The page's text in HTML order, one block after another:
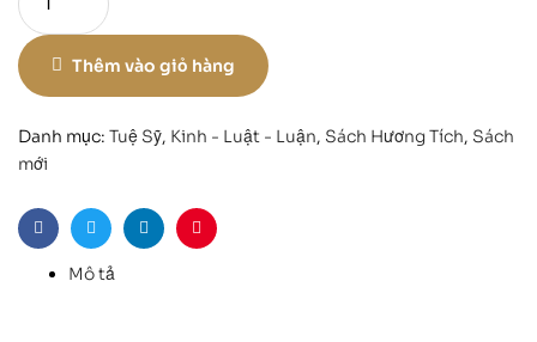
Thêm vào giỏ hàng
Danh mục: Tuệ Sỹ, Kinh - Luật - Luận, Sách Hương Tích, Sách
mới
FacebookTwitterLinkedinPinterest
Mô tả